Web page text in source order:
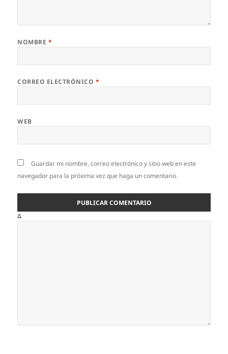
NOMBRE *
CORREO ELECTRÓNICO *
WEB
Guardar mi nombre, correo electrónico y sitio web en este
navegador para la próxima vez que haga un comentario.
Δ